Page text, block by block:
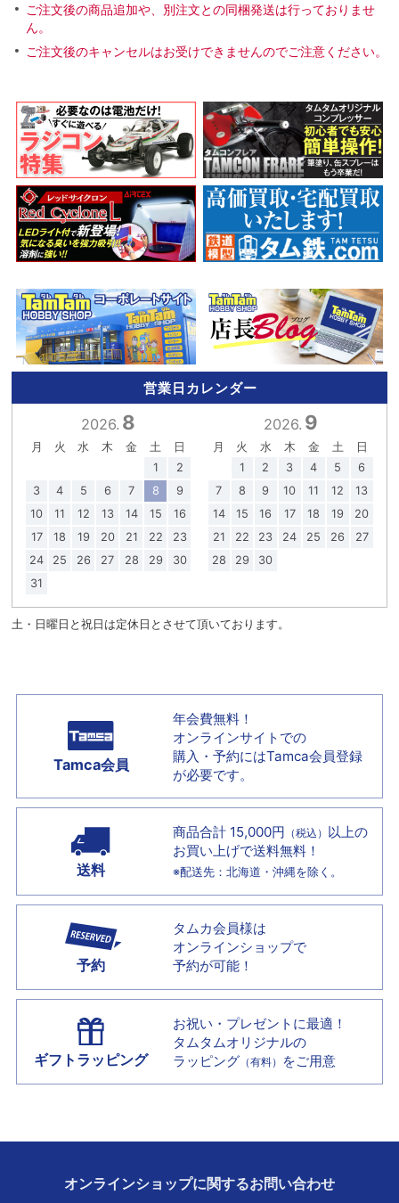
ご注文後の商品追加や、別注文との同梱発送は行っておりませ
ん。
ご注文後のキャンセルはお受けできませんのでご注意ください。
営業日カレンダー
2026. 8
月 火 水 木 金 土
日
1
2
3
4 5 6 7 8
9
10
11 12 13 14 15
16
17
18 19 20 21 22
23
24
25 26 27 28 29
30
31
2026. 9
月 火 水 木 金 土
日
1
2 3 4 5
6
7
8 9 10 11 12
13
14
15 16 17 18 19
20
21
22 23 24 25 26
27
28
29 30
土・日曜日と祝日は定休日とさせて頂いております。
Tamca会員
年会費無料！
オンラインサイトでの
購入・予約にはTamca会員登録
が必要です。
送料
商品合計 15,000円 （税込） 以上の
お買い上げで送料無料！
※配送先：北海道・沖縄を除く。
予約
タムカ会員様は
オンラインショップで
予約が可能！
ギフトラッピング
お祝い・プレゼントに最適！
タムタムオリジナルの
ラッピング （有料） をご用意
オンラインショップに関するお問い合わせ